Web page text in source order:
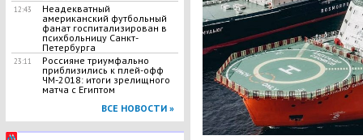
12:43
Неадекватный
американский футбольный
фанат госпитализирован в
психбольницу Санкт-
Петербурга
23:11
Россияне триумфально
приблизились к плей-офф
ЧМ-2018: итоги зрелищного
матча с Египтом
ВСЕ НОВОСТИ »